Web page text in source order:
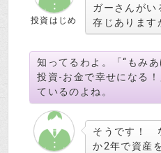
投資はじめ
ガーさんがい
存じあります
知ってるわよ。「“もみ
投資-お金で幸せになる！
ているのよね。
そうです！
か2年で資産